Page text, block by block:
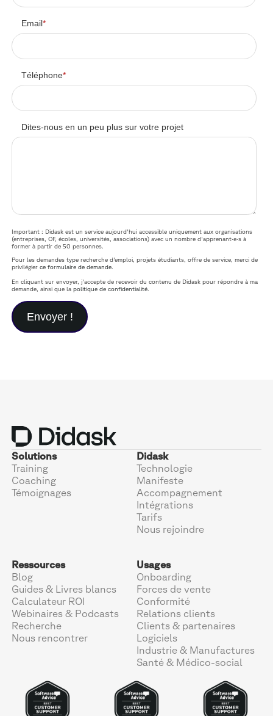
Email*
Téléphone*
Dites-nous en un peu plus sur votre projet
Important : Didask est un service aujourd'hui accessible uniquement aux organisations
(entreprises, OF, écoles, universités, associations) avec un nombre d'apprenant·e·s à
former à partir de 50 personnes.
Pour les demandes type recherche d'emploi, projets étudiants, offre de service, merci de
privilégierce formulaire de demande.
En cliquant sur envoyer, j'accepte de recevoir du contenu de Didask pour répondre à ma
demande, ainsi que lapolitique de confidentialité.
Solutions
Training
Coaching
Témoignages
Didask
Technologie
Manifeste
Accompagnement
Intégrations
Tarifs
Nous rejoindre
Ressources
Blog
Guides & Livres blancs
Calculateur ROI
Webinaires & Podcasts
Recherche
Nous rencontrer
Usages
Onboarding
Forces de vente
Conformité
Relations clients
Clients & partenaires
Logiciels
Industrie & Manufactures
Santé & Médico-social